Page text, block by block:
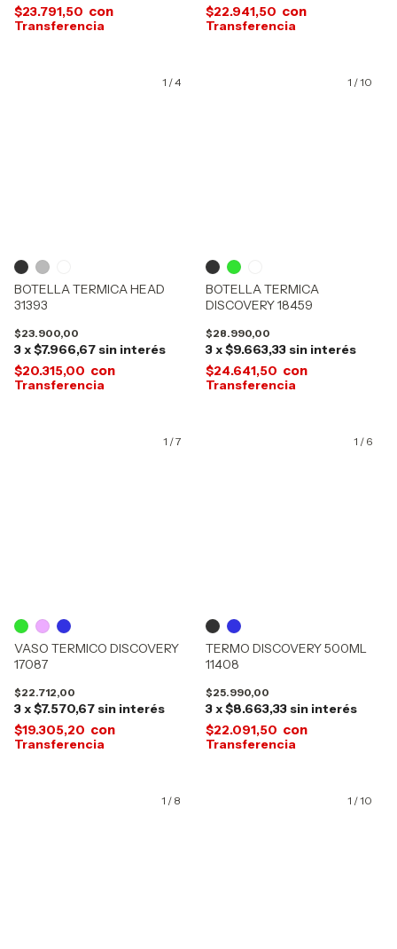
$23.791,50 con
$22.941,50 con
1 /4
BOTELLA TERMICA HEAD
31393
$23.900,00
3x$7.966,67 sin interés
$20.315,00 con
1 /10
BOTELLA TERMICA
DISCOVERY 18459
$28.990,00
3x$9.663,33 sin interés
$24.641,50 con
1 /7
VASO TERMICO DISCOVERY
17087
$22.712,00
3x$7.570,67 sin interés
$19.305,20 con
1 / 6
TERMO DISCOVERY 500ML
11408
$25.990,00
3x$8.663,33 sin interés
$22.091,50 con
1 / 8 1 /10